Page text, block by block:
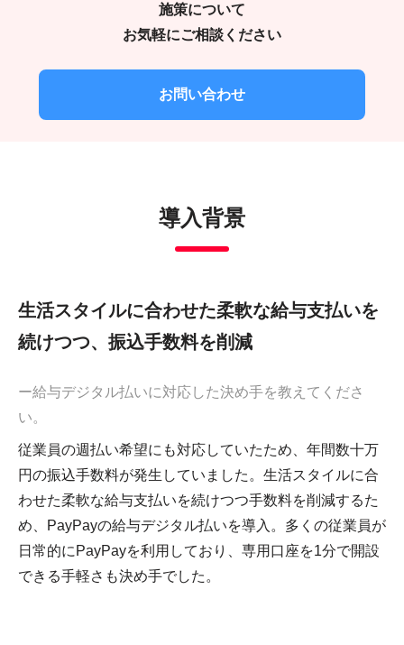
施策について
お気軽にご相談ください
お問い合わせ
導入背景
生活スタイルに合わせた柔軟な給与支払いを
続けつつ、振込手数料を削減
ー給与デジタル払いに対応した決め手を教えてくださ
い。
従業員の週払い希望にも対応していたため、年間数十万
円の振込手数料が発生していました。生活スタイルに合
わせた柔軟な給与支払いを続けつつ手数料を削減するた
め、PayPayの給与デジタル払いを導入。多くの従業員が
日常的にPayPayを利用しており、専用口座を1分で開設
できる手軽さも決め手でした。